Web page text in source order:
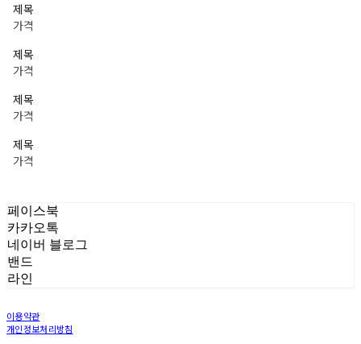
제목
가격
제목
가격
제목
가격
제목
가격
페이스북
카카오톡
네이버 블로그
밴드
라인
이용약관
개인정보처리방침